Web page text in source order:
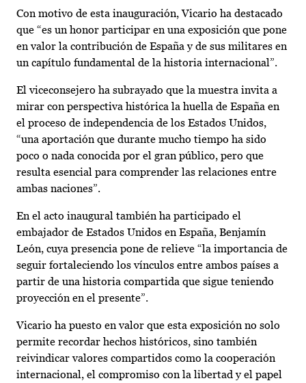
Con motivo de esta inauguración, Vicario ha destacado
que “es un honor participar en una exposición que pone
en valor la contribución de España y de sus militares en
un capítulo fundamental de la historia internacional”.
El viceconsejero ha subrayado que la muestra invita a
mirar con perspectiva histórica la huella de España en
el proceso de independencia de los Estados Unidos,
“una aportación que durante mucho tiempo ha sido
poco o nada conocida por el gran público, pero que
resulta esencial para comprender las relaciones entre
ambas naciones”.
En el acto inaugural también ha participado el
embajador de Estados Unidos en España, Benjamín
León, cuya presencia pone de relieve “la importancia de
seguir fortaleciendo los vínculos entre ambos países a
partir de una historia compartida que sigue teniendo
proyección en el presente”.
Vicario ha puesto en valor que esta exposición no solo
permite recordar hechos históricos, sino también
reivindicar valores compartidos como la cooperación
internacional, el compromiso con la libertad y el papel